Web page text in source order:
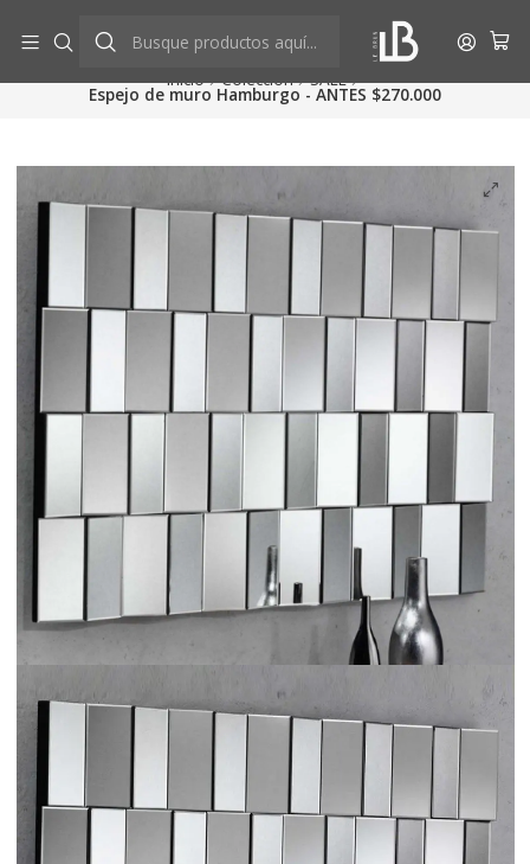
Ver más
Inicio Colección SALE
Espejo de muro Hamburgo - ANTES $270.000